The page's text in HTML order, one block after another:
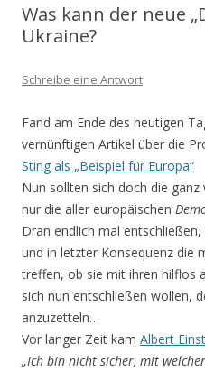
Was kann der neue
Ukraine?
Schreibe eine Antwort
Fand am Ende des heutigen
vernünftigen Artikel über die
Sting als „Beispiel für Europa“
Nun sollten sich doch die ganz
nur die aller europäischen
Dran endlich mal
und in letzter Konsequenz die
treffen, ob sie mit ihren hilflos
sich nun entschließen wollen,
anzuzetteln…
Vor langer Zeit kam Albert
„Ich bin nicht sicher, mit